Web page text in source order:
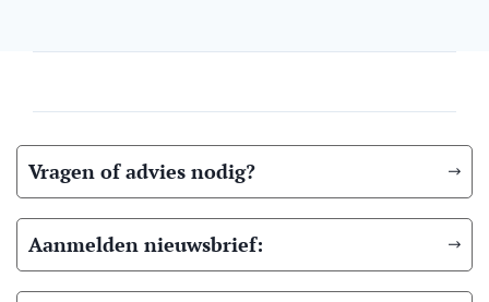
Vragen of advies nodig?
Aanmelden nieuwsbrief: